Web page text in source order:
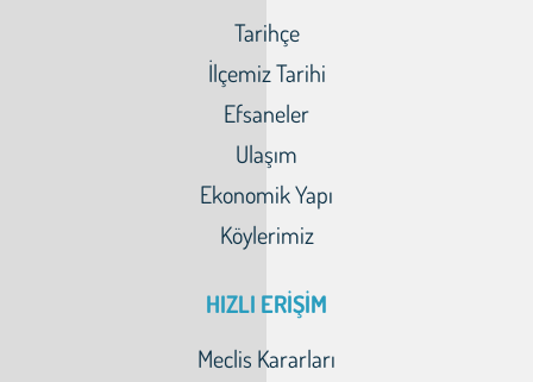
Tarihçe
İlçemiz Tarihi
Efsaneler
Ulaşım
Ekonomik Yapı
Köylerimiz
HIZLI ERİŞİM
Meclis Kararları